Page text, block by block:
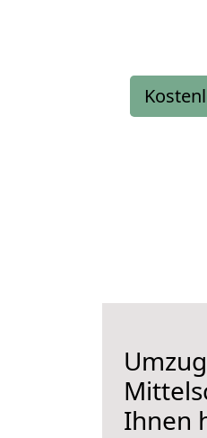
Ihnen